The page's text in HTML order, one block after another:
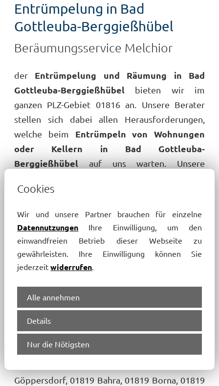
Entrümpelung in Bad
Gottleuba-Berggießhübel
Beräumungsservice Melchior
derEntrümpelung und Räumung
in Bad
Gottleuba-Berggießhübelbieten wir im
ganzen PLZ-Gebiet 01816 an. Unsere Berater
stellen sich dabei allen Herausforderungen,
welche beim Entrümpeln von Wohnungen
oder Kellern in Bad Gottleuba-
Berggießhübelauf uns warten. Unsere
Gebiet 01816 vertrauen auf unsere
Haushaltsauflösung oder Wohnungsauflösung
in Dresden und Umgebung.
Gern informieren wir Sie vor Ort ausführlich
Anliegen. Nutzen Sie unser Angebot für einen
unverbindlichen Termin – gern kommen wir
auch zu Ihnen nach:
01819 Kurort Berggießhübel, 01819
Göppersdorf, 01819 Bahra, 01819 Borna, 01819
Cookies
Wir und unsere Partner brauchen für einzelne
Datennutzungen Ihre Einwilligung, um den
einwandfreien Betrieb dieser Webseite zu
gewährleisten. Ihre Einwilligung können Sie
jederzeitwiderrufen.
Alle annehmen
Details
Nur die Nötigsten